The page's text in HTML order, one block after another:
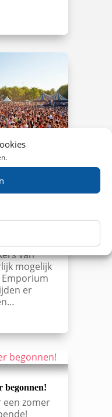
vindt
en
terrein
van
mogelijk
er
begonnen!
een zomer